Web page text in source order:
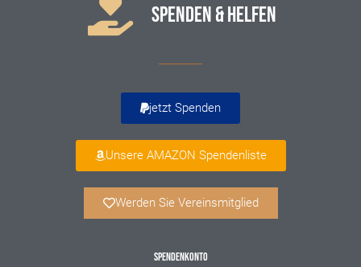
SPENDEN & HELFEN
jetzt Spenden
Unsere AMAZON Spendenliste
Werden Sie Vereinsmitglied
SPENDENKONTO